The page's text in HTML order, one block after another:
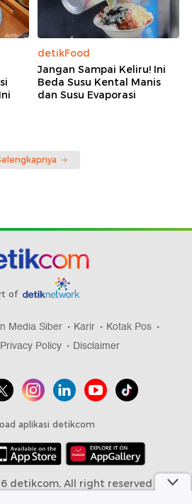
detikFood
Jangan Sampai Keliru! Ini
Beda Susu Kental Manis
dan Susu Evaporasi
of
Media Siber Karir
Kotak Pos
Privacy Policy Disclaimer
aplikasi detikcom
detikcom, All right reserved